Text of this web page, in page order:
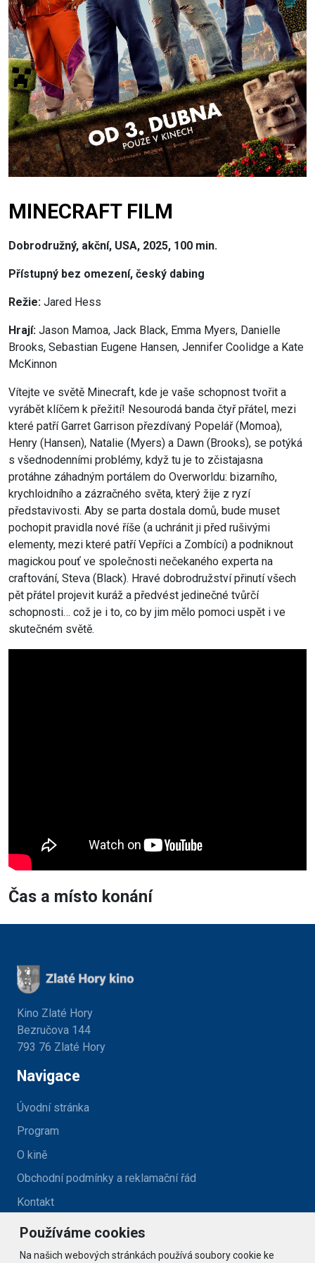
MINECRAFT FILM
Dobrodružný, akční, USA, 2025, 100 min.
Přístupný bez omezení, český dabing
Režie: Jared Hess
Hrají: Jason Mamoa, Jack Black, Emma Myers, Danielle
Brooks, Sebastian Eugene Hansen, Jennifer Coolidge a Kate
McKinnon
Vítejte ve světě Minecraft, kde je vaše schopnost tvořit a
vyrábět klíčem k přežití! Nesourodá banda čtyř přátel, mezi
které patří Garret Garrison přezdívaný Popelář (Momoa),
Henry (Hansen), Natalie (Myers) a Dawn (Brooks), se potýká
s všednodenními problémy, když tu je to zčistajasna
protáhne záhadným portálem do Overworldu: bizarního,
krychloidního a zázračného světa, který žije z ryzí
představivosti. Aby se parta dostala domů, bude muset
pochopit pravidla nové říše (a uchránit ji před rušivými
elementy, mezi které patří Vepříci a Zombíci) a podniknout
magickou pouť ve společnosti nečekaného experta na
craftování, Steva (Black). Hravé dobrodružství přinutí všech
pět přátel projevit kuráž a předvést jedinečné tvůrčí
schopnosti… což je i to, co by jim mělo pomoci uspět i ve
skutečném světě.
Čas a místo konání
Používáme cookies
Na našich webových stránkách používá soubory cookie ke
Kino Zlaté Hory
Bezručova 144
793 76 Zlaté Hory
Navigace
Úvodní stránka
Program
O kině
Obchodní podmínky a reklamační řád
Kontakt
Kontakt